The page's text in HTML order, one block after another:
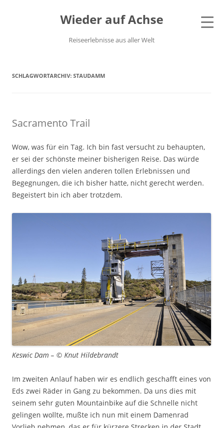
Wieder auf Achse
Reiseerlebnisse aus aller Welt
SCHLAGWORTARCHIV: STAUDAMM
Sacramento Trail
Wow, was für ein Tag. Ich bin fast versucht zu behaupten,
er sei der schönste meiner bisherigen Reise. Das würde
allerdings den vielen anderen tollen Erlebnissen und
Begegnungen, die ich bisher hatte, nicht gerecht werden.
Begeistert bin ich aber trotzdem.
Keswic Dam – © Knut Hildebrandt
Im zweiten Anlauf haben wir es endlich geschafft eines von
Eds zwei Räder in Gang zu bekommen. Da uns dies mit
seinem sehr guten Mountainbike auf die Schnelle nicht
gelingen wollte, mußte ich nun mit einem Damenrad